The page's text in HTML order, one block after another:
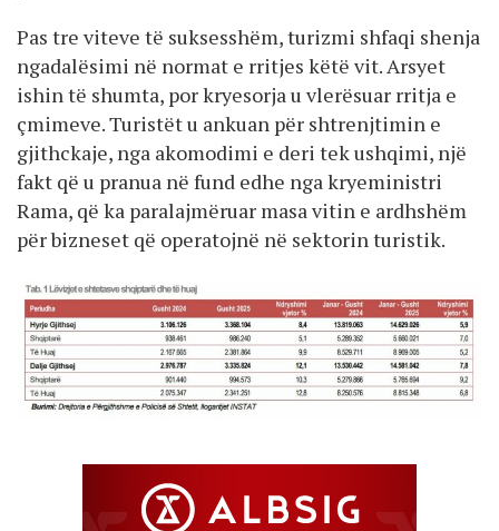
Pas tre viteve të suksesshëm, turizmi shfaqi shenja
ngadalësimi në normat e rritjes këtë vit. Arsyet
ishin të shumta, por kryesorja u vlerësuar rritja e
çmimeve. Turistët u ankuan për shtrenjtimin e
gjithckaje, nga akomodimi e deri tek ushqimi, një
fakt që u pranua në fund edhe nga kryeministri
Rama, që ka paralajmëruar masa vitin e ardhshëm
për bizneset që operatojnë në sektorin turistik.